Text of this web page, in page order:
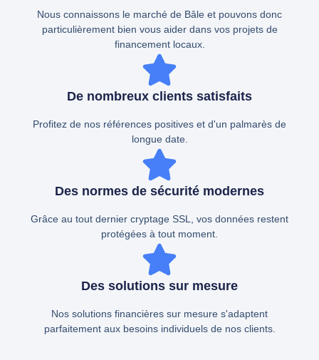
Nous connaissons le marché de Bâle et pouvons donc
particulièrement bien vous aider dans vos projets de
financement locaux.
De nombreux clients satisfaits
Profitez de nos références positives et d'un palmarès de
longue date.
Des normes de sécurité modernes
Grâce au tout dernier cryptage SSL, vos données restent
protégées à tout moment.
Des solutions sur mesure
Nos solutions financières sur mesure s'adaptent
parfaitement aux besoins individuels de nos clients.